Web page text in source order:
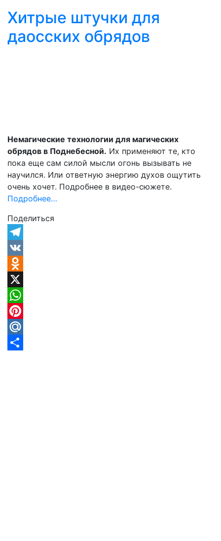
Хитрые штучки для
даосских обрядов
Немагические технологии для магических
обрядов в Поднебесной. Их применяют те, кто
пока еще сам силой мысли огонь вызывать не
научился. Или ответную энергию духов ощутить
очень хочет. Подробнее в видео-сюжете.
Подробнее…
Поделиться
Telegram
VK
Odnoklassniki
X
WhatsApp
Pinterest
Mail.Ru